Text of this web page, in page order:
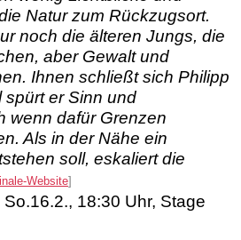
Natur zum Rückzugsort.
noch die älteren Jungs, die
aber Gewalt und
Ihnen schließt sich Philipp
spürt er Sinn und
wenn dafür Grenzen
Als in der Nähe ein
soll, eskaliert die
Website]
18:30 Uhr, Stage